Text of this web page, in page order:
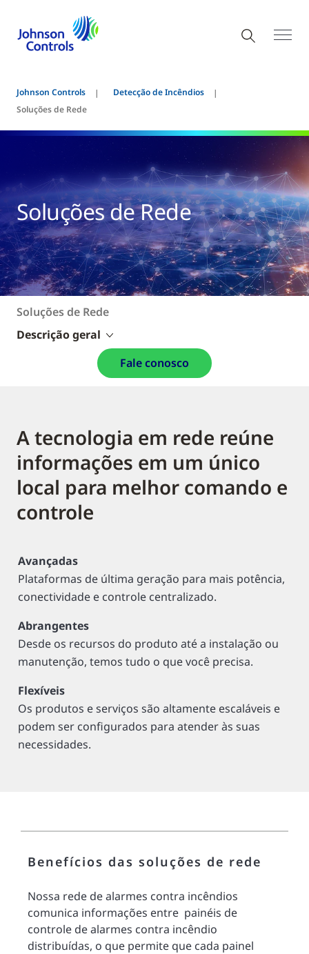
Johnson Controls
Detecção de Incêndios
Soluções de Rede
Soluções de Rede
Soluções de Rede
Descrição geral
Fale conosco
A tecnologia em rede reúne
informações em um único
local para melhor comando e
controle
Avançadas
Plataformas de última geração para mais potência,
conectividade e controle centralizado.
Abrangentes
Desde os recursos do produto até a instalação ou
manutenção, temos tudo o que você precisa.
Flexíveis
Os produtos e serviços são altamente escaláveis e
podem ser configurados para atender às suas
necessidades.
Benefícios das soluções de rede
Nossa rede de alarmes contra incêndios
comunica informações entre painéis de
controle de alarmes contra incêndio
distribuídas, o que permite que cada painel